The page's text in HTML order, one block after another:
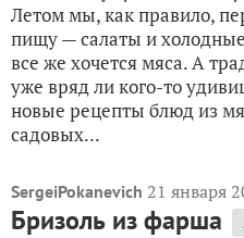
Летом мы, как правило,
пищу — салаты и
все же хочется мяса. А
уже вряд ли кого-то
новые рецепты блюд из
садовых...
SergeiPokanevich 21 января
Бризоль из фарша